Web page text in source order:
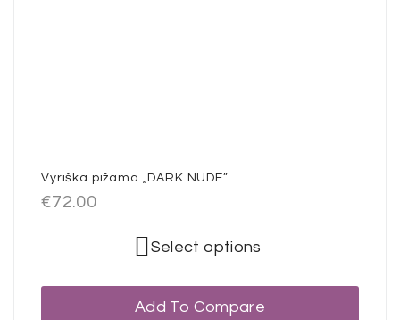
Vyriška pižama „DARK NUDE”
€72.00
Select options
Add To Compare